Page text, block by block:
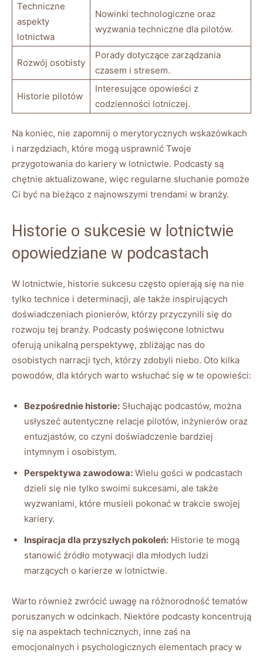
Techniczne
aspekty
lotnictwa
Nowinki technologiczne oraz
wyzwania⁣ techniczne dla pilotów.
Rozwój osobisty
Porady dotyczące ⁣zarządzania
czasem ⁤i‍ stresem.
Historie pilotów
Interesujące opowieści z
codzienności lotniczej.
Na⁣ koniec, nie zapomnij o merytorycznych wskazówkach
i narzędziach, które mogą usprawnić Twoje
przygotowania do kariery w lotnictwie. Podcasty są
chętnie aktualizowane, więc regularne słuchanie ⁢pomoże​
Ci być na bieżąco z najnowszymi trendami w branży.
Historie o sukcesie w lotnictwie⁤
opowiedziane w podcastach
W lotnictwie, ⁤historie sukcesu często opierają się na‌ nie
tylko technice i determinacji, ale ⁣także inspirujących
doświadczeniach pionierów, którzy przyczynili się do
rozwoju tej branży. Podcasty poświęcone⁣ lotnictwu
oferują unikalną perspektywę, zbliżając nas do
osobistych narracji tych, którzy zdobyli niebo. ⁢Oto kilka
powodów, dla których warto wsłuchać ‍się w te opowieści:
Bezpośrednie historie: Słuchając⁢ podcastów, można
usłyszeć autentyczne relacje pilotów, inżynierów oraz ​
entuzjastów, co czyni doświadczenie bardziej​
intymnym i osobistym.
Perspektywa zawodowa: Wielu gości w podcastach
dzieli ‍się​ nie tylko swoimi sukcesami, ale ‌także
wyzwaniami, które musieli pokonać w ⁤trakcie ⁢swojej
kariery.
Inspiracja dla przyszłych pokoleń: Historie te mogą
stanowić źródło motywacji dla młodych ludzi
marzących o karierze w lotnictwie.
Warto⁢ również zwrócić uwagę na różnorodność tematów
poruszanych ⁤w odcinkach. Niektóre podcasty⁤ koncentrują
⁤się ‌na aspektach technicznych, inne zaś ‌na
emocjonalnych i psychologicznych elementach pracy w